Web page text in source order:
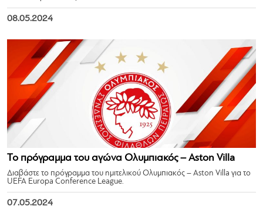
08.05.2024
Το πρόγραμμα του αγώνα Ολυμπιακός – Aston Villa
Διαβάστε το πρόγραμμα του ημιτελικού Ολυμπιακός – Aston Villa για το
UEFA Europa Conference League.
07.05.2024